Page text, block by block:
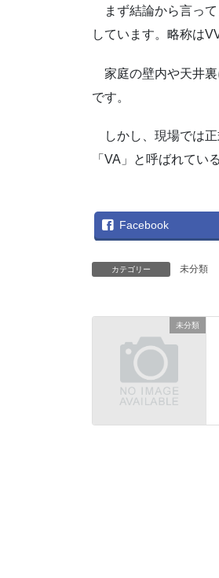
まず結論から言って
しています。略称は
家庭の壁内や天井裏
です。
しかし、現場では正
「VA」と呼ばれてい
Facebook
カテゴリー 未分類
未分類